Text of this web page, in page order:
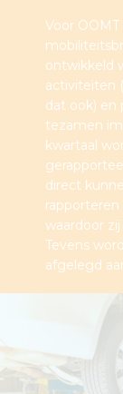
Voor
ontwikkeld
activiteiten
dat ook) en
tezamen
kwartaal
direct
rapporteren
waardoor
Tevens
afgelegd